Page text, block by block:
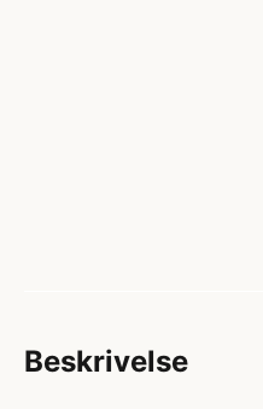
Beskrivelse